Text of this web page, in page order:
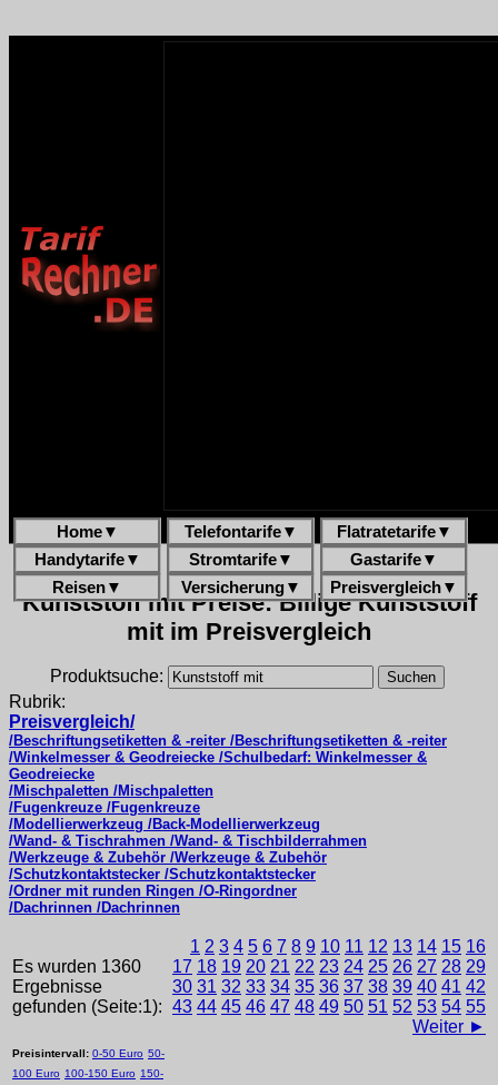
Home▼ Telefontarife▼ Flatratetarife▼
Handytarife▼ Stromtarife▼ Gastarife▼
Reisen▼ Versicherung▼ Preisvergleich▼
Kunststoff mit Preise: Billige Kunststoff
mit im Preisvergleich
Produktsuche:
Rubrik:
Preisvergleich/
/Beschriftungsetiketten & -reiter /Beschriftungsetiketten & -reiter
/Winkelmesser & Geodreiecke /Schulbedarf: Winkelmesser &
Geodreiecke
/Mischpaletten /Mischpaletten
/Fugenkreuze /Fugenkreuze
/Modellierwerkzeug /Back-Modellierwerkzeug
/Wand- & Tischrahmen /Wand- & Tischbilderrahmen
/Werkzeuge & Zubehör /Werkzeuge & Zubehör
/Schutzkontaktstecker /Schutzkontaktstecker
/Ordner mit runden Ringen /O-Ringordner
/Dachrinnen /Dachrinnen
Es wurden 1360
Ergebnisse
gefunden (Seite:1):
1 2 3 4 5 6 7 8 9 10 11 12 13 14 15 16
17 18 19 20 21 22 23 24 25 26 27 28 29
30 31 32 33 34 35 36 37 38 39 40 41 42
43 44 45 46 47 48 49 50 51 52 53 54 55
Weiter ►
Preisintervall: 0-50 Euro 50-
100 Euro 100-150 Euro 150-